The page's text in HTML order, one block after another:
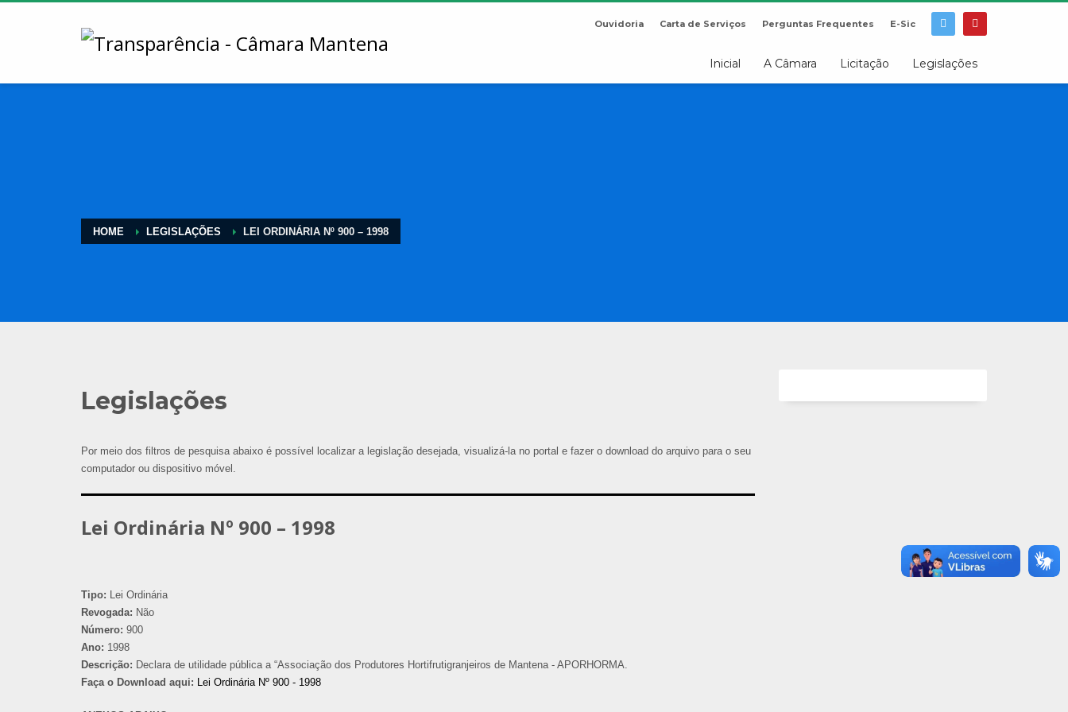
Ouvidoria Carta de Serviços Perguntas Frequentes E-Sic
Inicial A Câmara Licitação Legislações
HOME LEGISLAÇÕES LEI ORDINÁRIA Nº 900 – 1998
Legislações
Por meio dos filtros de pesquisa abaixo é possível localizar a legislação desejada, visualizá-la no portal e fazer o download do arquivo para o seu
computador ou dispositivo móvel.
Lei Ordinária Nº 900 – 1998
Tipo: Lei Ordinária
Revogada: Não
Número: 900
Ano: 1998
Descrição: Declara de utilidade pública a “Associação dos Produtores Hortifrutigranjeiros de Mantena - APORHORMA.
Faça o Download aqui: Lei Ordinária Nº 900 - 1998